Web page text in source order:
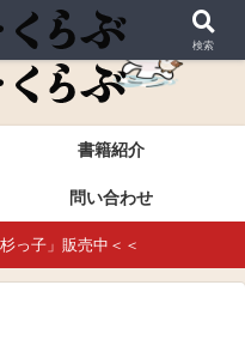
進藤幸恵公式サイト
書籍紹介
問い合わせ
っ子」販売中＜＜
検索